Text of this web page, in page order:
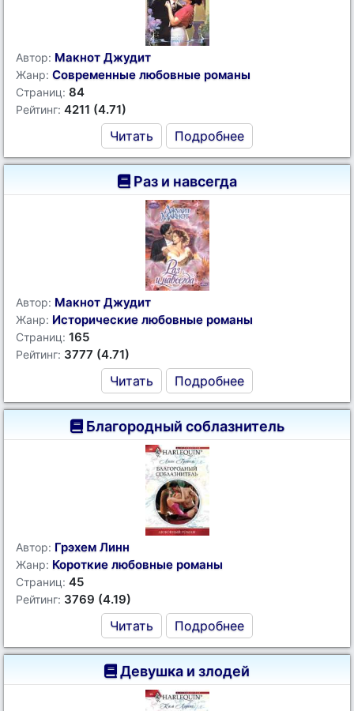
Автор: Макнот Джудит
Жанр: Современные любовные романы
Страниц: 84
Рейтинг: 4211 (4.71)
Читать Подробнее
Раз и навсегда
Автор: Макнот Джудит
Жанр: Исторические любовные романы
Страниц: 165
Рейтинг: 3777 (4.71)
Читать Подробнее
Благородный соблазнитель
Автор: Грэхем Линн
Жанр: Короткие любовные романы
Страниц: 45
Рейтинг: 3769 (4.19)
Читать Подробнее
Девушка и злодей